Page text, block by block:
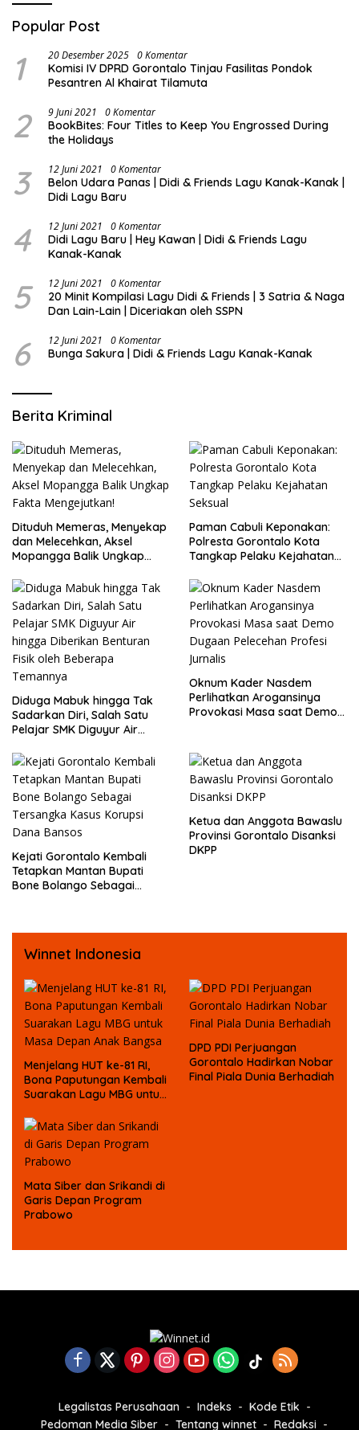
Popular Post
1 20 Desember 2025 0 Komentar
Komisi IV DPRD Gorontalo Tinjau Fasilitas Pondok
Pesantren Al Khairat Tilamuta
2 9 Juni 2021 0 Komentar
BookBites: Four Titles to Keep You Engrossed During
the Holidays
3 12 Juni 2021 0 Komentar
Belon Udara Panas | Didi & Friends Lagu Kanak-Kanak |
Didi Lagu Baru
4 12 Juni 2021 0 Komentar
Didi Lagu Baru | Hey Kawan | Didi & Friends Lagu
Kanak-Kanak
5 12 Juni 2021 0 Komentar
20 Minit Kompilasi Lagu Didi & Friends | 3 Satria & Naga
Dan Lain-Lain | Diceriakan oleh SSPN
6 12 Juni 2021 0 Komentar
Bunga Sakura | Didi & Friends Lagu Kanak-Kanak
Berita Kriminal
Dituduh Memeras, Menyekap
dan Melecehkan, Aksel
Mopangga Balik Ungkap
Paman Cabuli Keponakan:
Polresta Gorontalo Kota
Tangkap Pelaku Kejahatan
Diduga Mabuk hingga Tak
Sadarkan Diri, Salah Satu
Pelajar SMK Diguyur Air
Fisik oleh Beberapa
Temannya
Oknum Kader Nasdem
Perlihatkan Arogansinya
Provokasi Masa saat Demo
Kejati Gorontalo Kembali
Tetapkan Mantan Bupati
Bone Bolango Sebagai
Ketua dan Anggota Bawaslu
Provinsi Gorontalo Disanksi
DKPP
Winnet Indonesia
Menjelang HUT ke-81 RI,
Bona Paputungan Kembali
Suarakan Lagu MBG untuk
DPD PDI Perjuangan
Gorontalo Hadirkan Nobar
Final Piala Dunia Berhadiah
Mata Siber dan Srikandi di
Garis Depan Program
Prabowo
Legalistas Perusahaan Indeks
Kode Etik
Pedoman Media Siber
Tentang winnet Redaksi